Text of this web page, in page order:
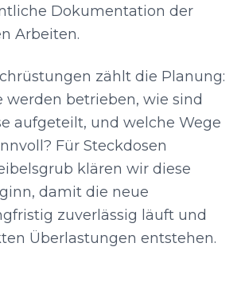
Dokumentation der
Arbeiten.
zählt die Planung:
werden betrieben, wie sind
aufgeteilt, und welche Wege
Für Steckdosen
klären wir diese
damit die neue
zuverlässig läuft und
Überlastungen entstehen.